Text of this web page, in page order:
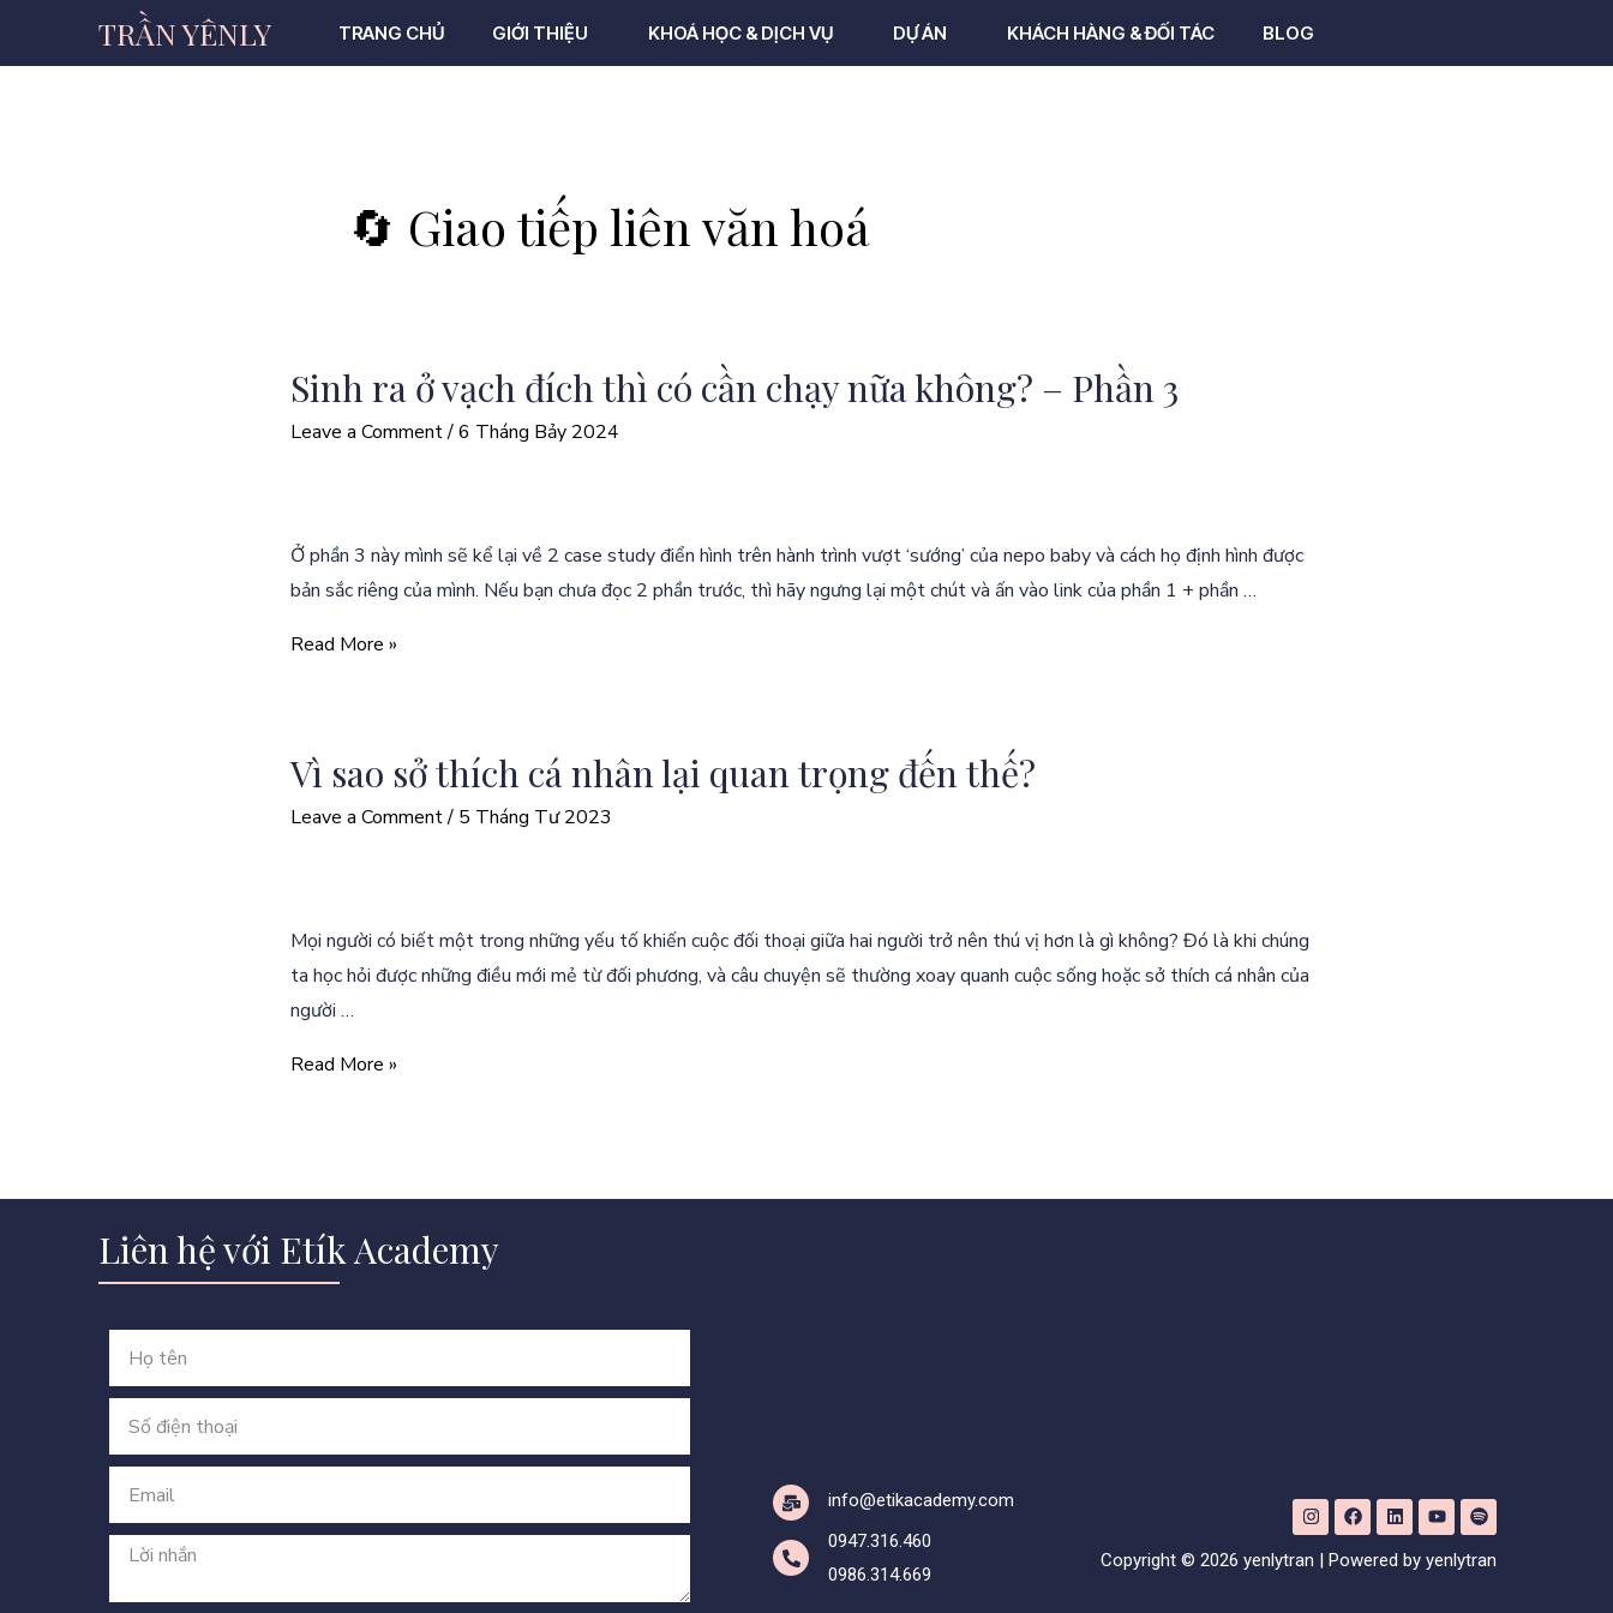
TRẦN YÊNLY TRANG CHỦ GIỚI THIỆU KHOÁ HỌC & DỊCH VỤ DỰ ÁN KHÁCH HÀNG & ĐỐI TÁC BLOG
🔄 Giao tiếp liên văn hoá
Sinh ra ở vạch đích thì có cần chạy nữa không? – Phần 3
Leave a Comment/6 Tháng Bảy 2024
Ở phần 3 này mình sẽ kể lại về 2 case study điển hình trên hành trình vượt ‘sướng’ của nepo baby và cách họ định hình được
bản sắc riêng của mình. Nếu bạn chưa đọc 2 phần trước, thì hãy ngưng lại một chút và ấn vào link của phần 1 + phần …
Read More »
Vì sao sở thích cá nhân lại quan trọng đến thế?
Leave a Comment/ 5 Tháng Tư 2023
Mọi người có biết một trong những yếu tố khiến cuộc đối thoại giữa hai người trở nên thú vị hơn là gì không? Đó là khi chúng
ta học hỏi được những điều mới mẻ từ đối phương, và câu chuyện sẽ thường xoay quanh cuộc sống hoặc sở thích cá nhân của
người …
Read More »
Liên hệ với Etík Academy
info@etikacademy.com
0947.316.460
0986.314.669
Copyright © 2026 yenlytran | Powered by yenlytran